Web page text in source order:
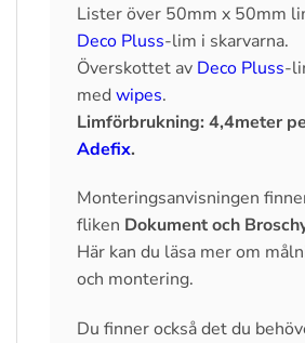
Lister över 50mm x 50mm
Deco Pluss-lim i skarvarna.
Överskottet av Deco Pluss-
med wipes.
Limförbrukning: 4,4meter
Adefix.
Monteringsanvisningen
fliken Dokument och
Här kan du läsa mer om
och montering.
Du finner också det du